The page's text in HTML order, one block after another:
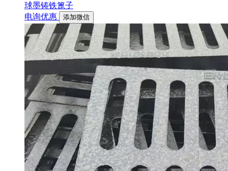
球墨铸铁篦子
电询优惠
添加微信